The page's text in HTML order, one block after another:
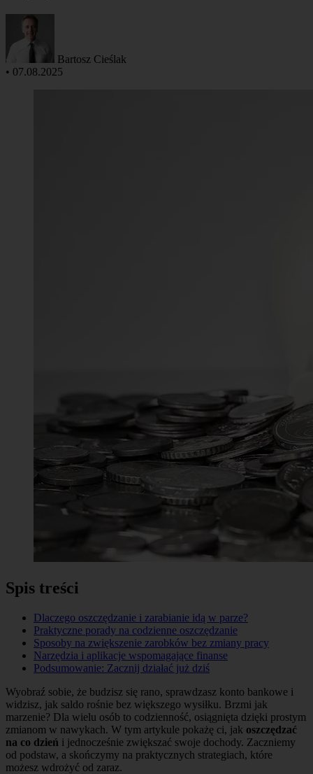
Bartosz Cieślak
• 07.08.2025
Spis treści
Dlaczego oszczędzanie i zarabianie idą w parze?
Praktyczne porady na codzienne oszczędzanie
Sposoby na zwiększenie zarobków bez zmiany pracy
Narzędzia i aplikacje wspomagające finanse
Podsumowanie: Zacznij działać już dziś
Wyobraź sobie, że budzisz się rano, sprawdzasz konto bankowe i
widzisz, jak saldo rośnie bez większego wysiłku. Brzmi jak
marzenie? Dla wielu osób to codzienność, osiągnięta dzięki prostym
zmianom w nawykach. W tym artykule pokażę ci, jak oszczędzać
na co dzień i jednocześnie zwiększać swoje dochody. Zaczniemy
od podstaw, a skończymy na praktycznych strategiach, które
możesz wdrożyć od zaraz.